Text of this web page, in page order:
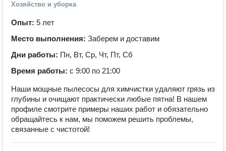
Хозяйство и уборка
Опыт: 5 лет
Место выполнения: Заберем и доставим
Дни работы: Пн, Вт, Ср, Чт, Пт, Сб
Время работы: с 9:00 по 21:00
Наши мощные пылесосы для химчистки удаляют грязь из
глубины и очищают практически любые пятна! В нашем
профиле смотрите примеры наших работ и обязательно
обращайтесь к нам, мы поможем решить проблемы,
связанные с чистотой!